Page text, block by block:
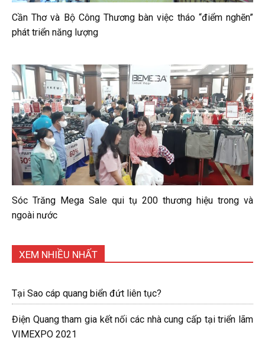
Cần Thơ và Bộ Công Thương bàn việc tháo “điểm nghẽn”
phát triển năng lượng
Sóc Trăng Mega Sale qui tụ 200 thương hiệu trong và
ngoài nước
XEM NHIỀU NHẤT
Tại Sao cáp quang biển đứt liên tục?
Điện Quang tham gia kết nối các nhà cung cấp tại triển lãm
VIMEXPO 2021